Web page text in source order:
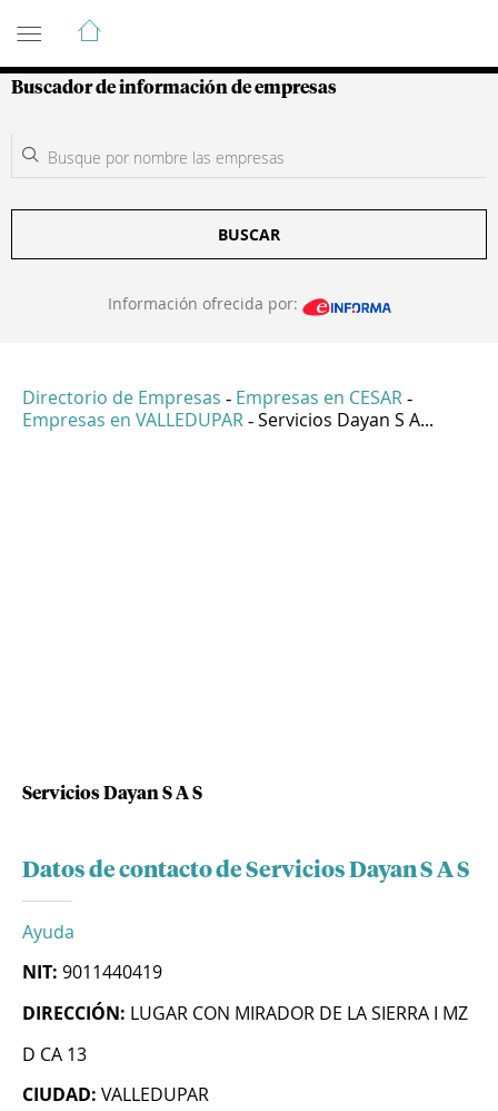
Guía de Empresas Colombianas
Buscador de información de empresas
BUSCAR
Información ofrecida por:
Directorio de Empresas - Empresas en CESAR -
Empresas en VALLEDUPAR - Servicios Dayan S A...
Servicios Dayan S A S
Datos de contacto de Servicios Dayan S A S
Ayuda
NIT: 9011440419
DIRECCIÓN: LUGAR CON MIRADOR DE LA SIERRA I MZ
D CA 13
CIUDAD: VALLEDUPAR